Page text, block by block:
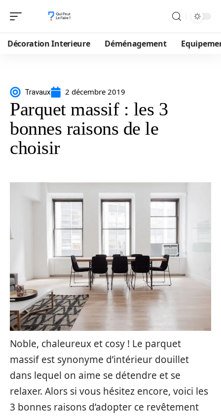
Décoration Interieure Déménagement
Travaux 2 décembre 2019
Parquet massif : les 3
bonnes raisons de le
choisir
Noble, chaleureux et cosy ! Le parquet
massif est synonyme d’intérieur douillet
dans lequel on aime se détendre et se
relaxer. Alors si vous hésitez encore, voici les
3 bonnes raisons d’adopter ce revêtement